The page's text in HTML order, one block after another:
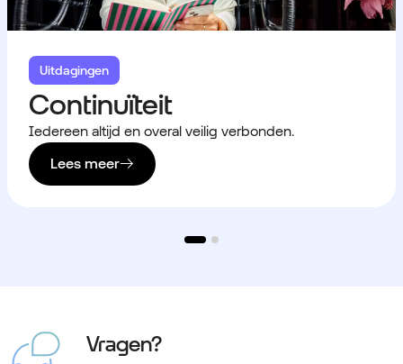
Uitdagingen
Continuïteit
Iedereen altijd en overal veilig verbonden.
Lees meer
Vragen?